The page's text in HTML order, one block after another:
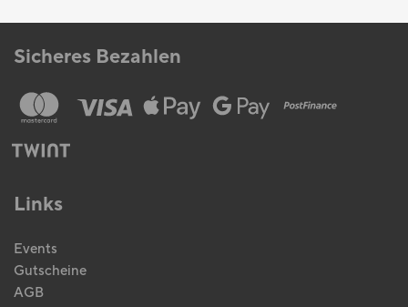
Sicheres Bezahlen
Links
Events
Gutscheine
AGB